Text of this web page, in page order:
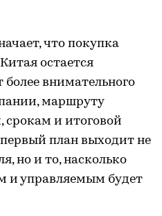
что покупка
остается
внимательного
маршруту
срокам и итоговой
план выходит не
но и то, насколько
и управляемым будет